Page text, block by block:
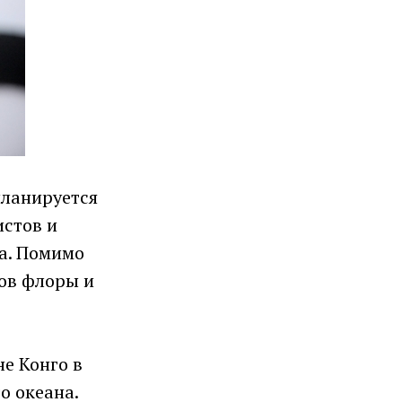
и
Помимо
флоры и
Конго в
океана.